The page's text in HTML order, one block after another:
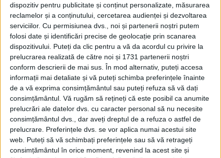
dispozitiv pentru publicitate și conținut personalizate, măsurarea
reclamelor și a conținutului, cercetarea audienței și dezvoltarea
serviciilor. Cu permisiunea dvs., noi și partenerii noștri putem
folosi date și identificări precise de geolocație prin scanarea
dispozitivului. Puteți da clic pentru a vă da acordul cu privire la
prelucrarea realizată de către noi și 1731 partenerii noștri
conform descrierii de mai sus. În mod alternativ, puteți accesa
informații mai detaliate și vă puteți schimba preferințele înainte
de a vă exprima consimțământul sau puteți refuza să vă dați
consimțământul. Vă rugăm să rețineți că este posibil ca anumite
prelucrări ale datelor dvs. cu caracter personal să nu necesite
consimțământul dvs., dar aveți dreptul de a refuza o astfel de
prelucrare. Preferințele dvs. se vor aplica numai acestui site
web. Puteți să vă schimbați preferințele sau să vă retrageți
consimțământul în orice moment, revenind la acest site și
aproximativ 40.000 de oameni fuseseră
deportați la Bărăgan. Sub Ceaușescu,
deportările au continuat, dar s-au adresat
din ce în ce mai mult locuitorilor din orașe
care erau văzuți ca lipsiți de valorile
comuniste și de etica muncii. Regimul a
lansat o campanie masivă de
industrializare și modernizare, iar
deportații erau adesea trimiși să lucreze în
fabrici din regiune. Ei au fost, de